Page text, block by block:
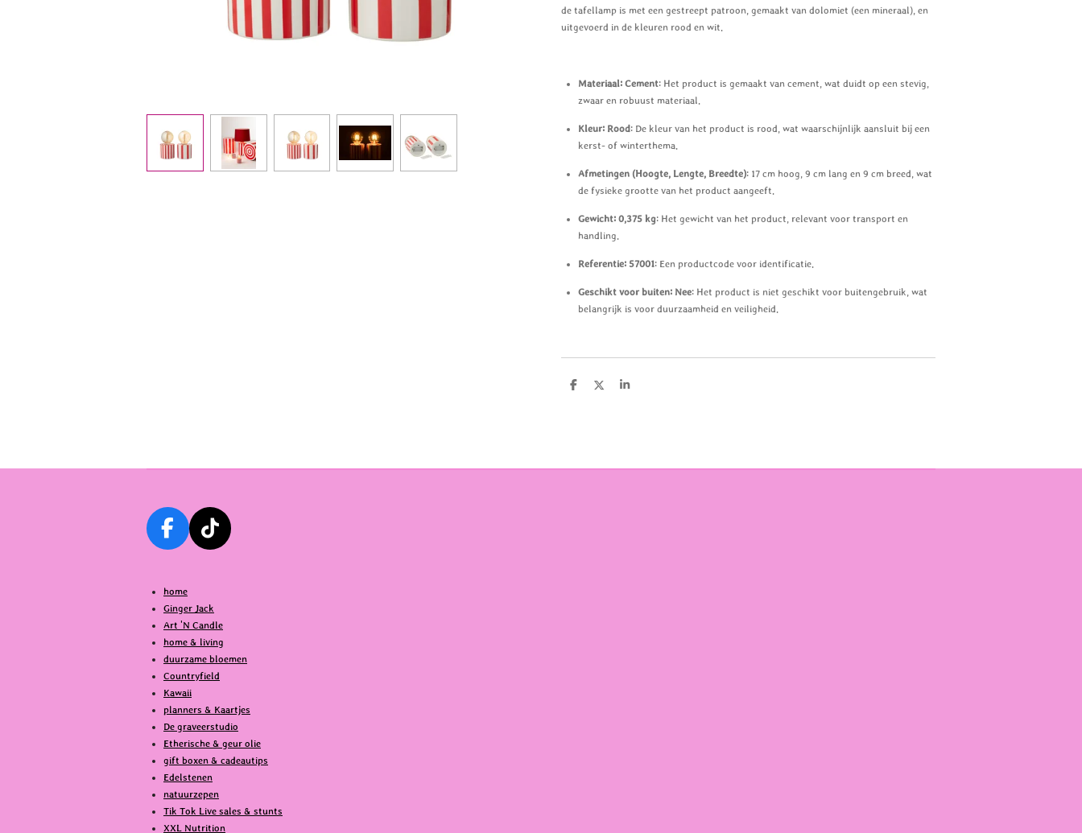
de tafellamp is met een gestreept patroon, gemaakt van dolomiet (een mineraal), en
uitgevoerd in de kleuren rood en wit.
Materiaal: Cement: Het product is gemaakt van cement, wat duidt op een stevig,
zwaar en robuust materiaal.
Kleur: Rood: De kleur van het product is rood, wat waarschijnlijk aansluit bij een
kerst- of winterthema.
Afmetingen (Hoogte, Lengte, Breedte): 17 cm hoog, 9 cm lang en 9 cm breed, wat
de fysieke grootte van het product aangeeft.
Gewicht: 0,375 kg: Het gewicht van het product, relevant voor transport en
handling.
Referentie: 57001: Een productcode voor identificatie.
Geschikt voor buiten: Nee: Het product is niet geschikt voor buitengebruik, wat
belangrijk is voor duurzaamheid en veiligheid.
D
D
S
F
e
b
o
o
k
T
o
k
home
Ginger Jack
Art 'N Candle
home & living
duurzame bloemen
Countryfield
Kawaii
planners & Kaartjes
De graveerstudio
Etherische & geur olie
gift boxen & cadeautips
Edelstenen
natuurzepen
Tik Tok Live sales & stunts
XXL Nutrition